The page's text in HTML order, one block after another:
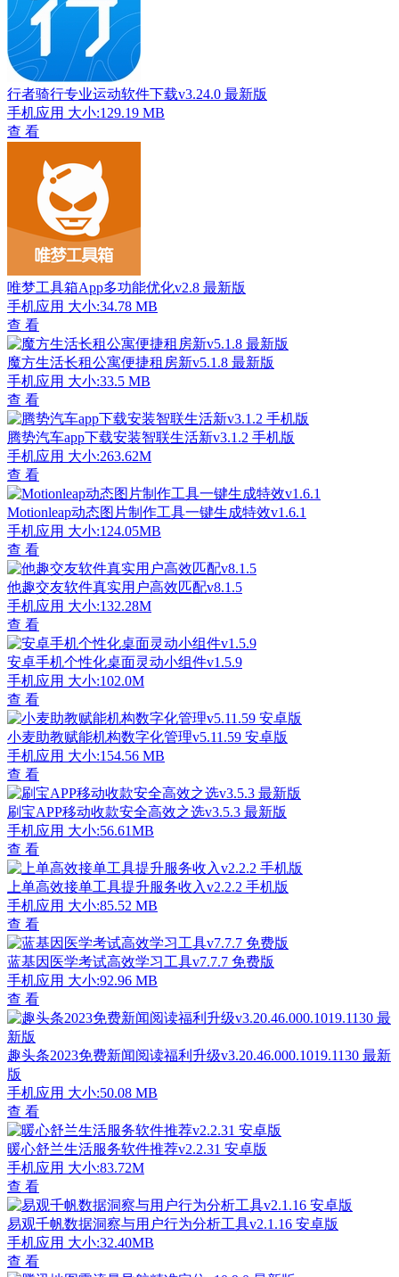
行者骑行专业运动软件下载v3.24.0 最新版
手机应用 大小:129.19 MB
查 看
唯梦工具箱App多功能优化v2.8 最新版
手机应用 大小:34.78 MB
查 看
魔方生活长租公寓便捷租房新v5.1.8 最新版
手机应用 大小:33.5 MB
查 看
腾势汽车app下载安装智联生活新v3.1.2 手机版
手机应用 大小:263.62M
查 看
Motionleap动态图片制作工具一键生成特效v1.6.1
手机应用 大小:124.05MB
查 看
他趣交友软件真实用户高效匹配v8.1.5
手机应用 大小:132.28M
查 看
安卓手机个性化桌面灵动小组件v1.5.9
手机应用 大小:102.0M
查 看
小麦助教赋能机构数字化管理v5.11.59 安卓版
手机应用 大小:154.56 MB
查 看
刷宝APP移动收款安全高效之选v3.5.3 最新版
手机应用 大小:56.61MB
查 看
上单高效接单工具提升服务收入v2.2.2 手机版
手机应用 大小:85.52 MB
查 看
蓝基因医学考试高效学习工具v7.7.7 免费版
手机应用 大小:92.96 MB
查 看
趣头条2023免费新闻阅读福利升级v3.20.46.000.1019.1130 最新
版
手机应用 大小:50.08 MB
查 看
暖心舒兰生活服务软件推荐v2.2.31 安卓版
手机应用 大小:83.72M
查 看
易观千帆数据洞察与用户行为分析工具v2.1.16 安卓版
手机应用 大小:32.40MB
查 看